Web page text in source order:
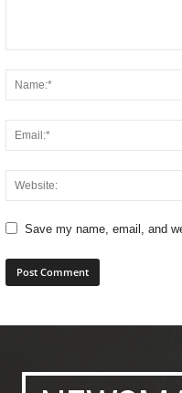
Save my name, email, and